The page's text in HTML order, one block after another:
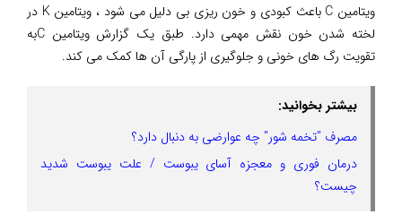
ویتامین C باعث کبودی و خون ریزی بی دلیل می شود ، ویتامین K در
لخته شدن خون نقش مهمی دارد. طبق یک گزارش ویتامین Cبه
تقویت رگ های خونی و جلوگیری از پارگی آن ها کمک می کند.
بیشتر بخوانید:
مصرف "تخمه شور" چه عوارضی به دنبال دارد؟
درمان فوری و معجزه آسای یبوست / علت یبوست شدید
چیست؟